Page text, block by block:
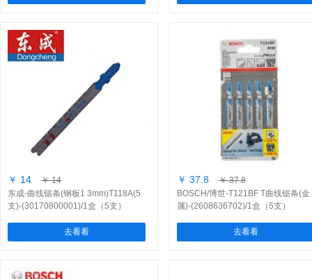
￥ 14
￥ 14
东成-曲线锯条(钢板1 3mm)T118A(5
支)-(30170800001)/1盒（5支）
去看看
￥ 37.8
￥ 37.8
BOSCH/博世-T121BF T曲线锯条(金
属)-(2608636702)/1盒（5支）
去看看